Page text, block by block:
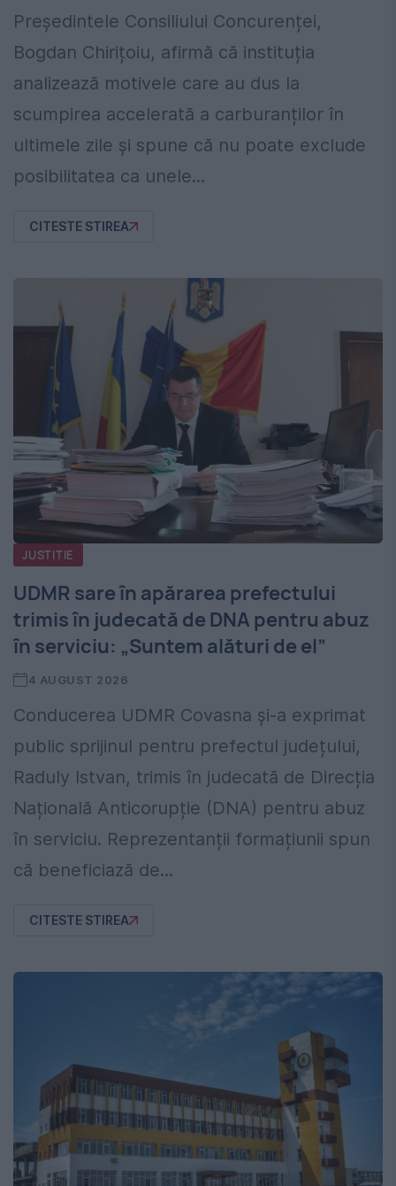
Președintele Consiliului Concurenței,
Bogdan Chirițoiu, afirmă că instituția
analizează motivele care au dus la
scumpirea accelerată a carburanților în
ultimele zile și spune că nu poate exclude
posibilitatea ca unele...
CITESTE STIREA
JUSTITIE
UDMR sare în apărarea prefectului
trimis în judecată de DNA pentru abuz
în serviciu: „Suntem alături de el”
4 AUGUST 2026
Conducerea UDMR Covasna și-a exprimat
public sprijinul pentru prefectul județului,
Raduly Istvan, trimis în judecată de Direcția
Națională Anticorupție (DNA) pentru abuz
în serviciu. Reprezentanții formațiunii spun
că beneficiază de...
CITESTE STIREA